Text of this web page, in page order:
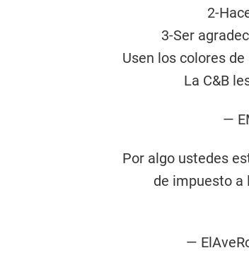
2-
3-Ser
Usen los colores
La C&B
—
Por algo ustedes
de impuesto a
—